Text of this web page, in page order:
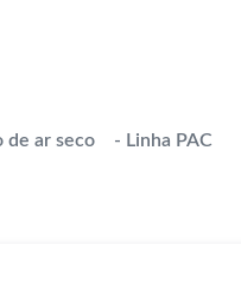
de ar seco - Linha PAC